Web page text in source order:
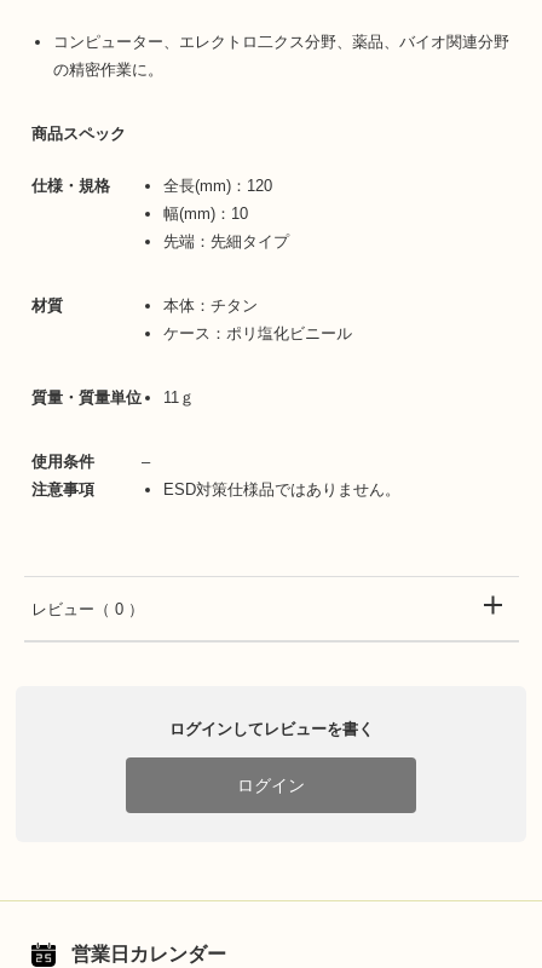
コンピューター、エレクトロ二クス分野、薬品、バイオ関連分野
の精密作業に。
商品スペック
仕様・規格
全長(mm)：120
幅(mm)：10
先端：先細タイプ
材質
本体：チタン
ケース：ポリ塩化ビニール
質量・質量単位 11ｇ
使用条件
–
注意事項
ESD対策仕様品ではありません。
レビュー （ 0 ）
ログインしてレビューを書く
ログイン
営業日カレンダー